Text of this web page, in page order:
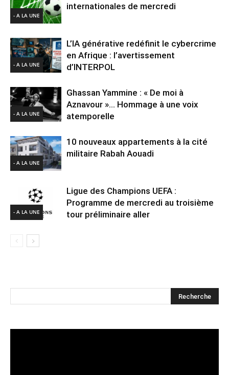
- A LA UNE
internationales de mercredi
- A LA UNE
L’IA générative redéfinit le cybercrime
en Afrique : l’avertissement
d’INTERPOL
- A LA UNE
Ghassan Yammine : « De moi à
Aznavour »… Hommage à une voix
atemporelle
- A LA UNE
10 nouveaux appartements à la cité
militaire Rabah Aouadi
- A LA UNE
Ligue des Champions UEFA :
Programme de mercredi au troisième
tour préliminaire aller